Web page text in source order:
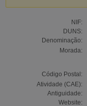
NIF:
DUNS:
Denominação:
Morada:
Código Postal:
Atividade (CAE):
Antiguidade:
Website: